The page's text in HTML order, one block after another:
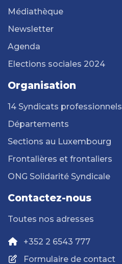
Médiathèque
Newsletter
Agenda
Elections sociales 2024
Organisation
14 Syndicats professionnels
Départements
Sections au Luxembourg
Frontalières et frontaliers
ONG Solidarité Syndicale
Contactez-nous
Toutes nos adresses
+352 2 6543 777
Formulaire de contact